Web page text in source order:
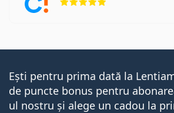
Ești pentru prima dată la
de puncte bonus pentru
ul nostru și alege un cadou la